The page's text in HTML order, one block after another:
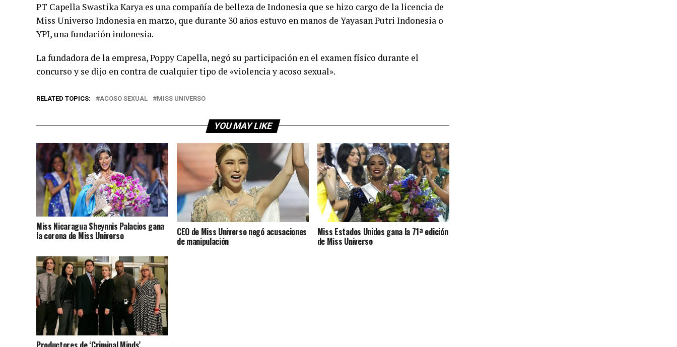
PT Capella Swastika Karya es una compañía de belleza de Indonesia que se hizo cargo de la licencia de
Miss Universo Indonesia en marzo, que durante 30 años estuvo en manos de Yayasan Putri Indonesia o
YPI, una fundación indonesia.
La fundadora de la empresa, Poppy Capella, negó su participación en el examen físico durante el
concurso y se dijo en contra de cualquier tipo de «violencia y acoso sexual».
RELATED TOPICS: ACOSO SEXUAL MISS UNIVERSO
YOU MAY LIKE
Miss Nicaragua Sheynnis Palacios gana
la corona de Miss Universo CEO de Miss Universo negó acusaciones
de manipulación
Miss Estados Unidos gana la 71ª edición
de Miss Universo